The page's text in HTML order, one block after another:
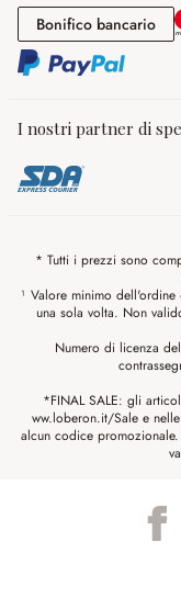
Bonifico bancario
I nostri partner di
* Tutti i prezzi sono
¹ Valore minimo
una sola volta. Non
Numero di licenza
*FINAL SALE: gli
ww.loberon.it/Sale e
alcun codice